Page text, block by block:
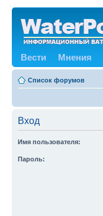
Вести Мнения
Список форумов
Вход
Имя пользователя:
Пароль: